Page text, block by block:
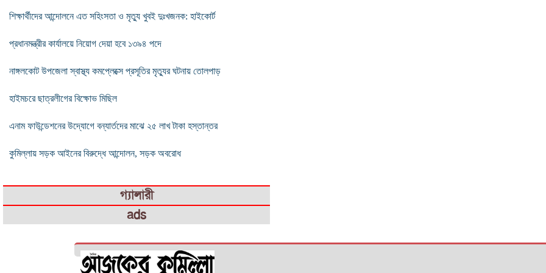
শিক্ষার্থীদের আন্দোলনে এত সহিংসতা ও মৃত্যু খুবই দুঃখজনক: হাইকোর্ট
প্রধানমন্ত্রীর কার্যালয়ে নিয়োগ দেয়া হবে ১৩৯৪ পদে
নাঙ্গলকোট উপজেলা স্বাস্থ্য কমপ্লেক্সে প্রসূতির মৃত্যুর ঘটনায় তোলপাড়
হাইমচরে ছাত্রলীগের বিক্ষোভ মিছিল
এনাম ফাউন্ডেশনের উদ্যোগে বন্যার্তদের মাঝে ২৫ লাখ টাকা হস্তান্তর
কুমিল্লায় সড়ক আইনের বিরুদ্ধে আন্দোলন, সড়ক অবরোধ
গ্যালারী
ads